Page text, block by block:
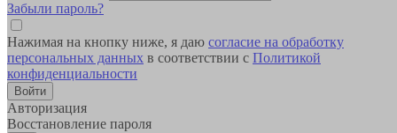
Забыли пароль?
Нажимая на кнопку ниже, я даю согласие на обработку
персональных данных в соответствии с Политикой
конфиденциальности
Авторизация
Восстановление пароля